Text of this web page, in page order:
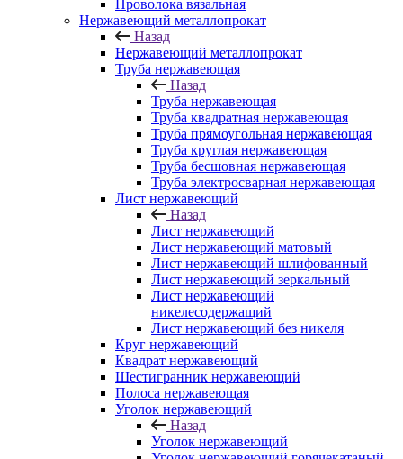
Проволока вязальная
Нержавеющий металлопрокат
Назад
Нержавеющий металлопрокат
Труба нержавеющая
Назад
Труба нержавеющая
Труба квадратная нержавеющая
Труба прямоугольная нержавеющая
Труба круглая нержавеющая
Труба бесшовная нержавеющая
Труба электросварная нержавеющая
Лист нержавеющий
Назад
Лист нержавеющий
Лист нержавеющий матовый
Лист нержавеющий шлифованный
Лист нержавеющий зеркальный
Лист нержавеющий
никелесодержащий
Лист нержавеющий без никеля
Круг нержавеющий
Квадрат нержавеющий
Шестигранник нержавеющий
Полоса нержавеющая
Уголок нержавеющий
Назад
Уголок нержавеющий